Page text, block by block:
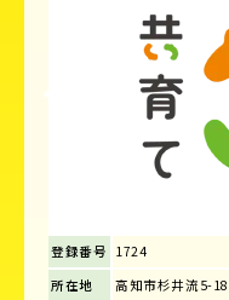
登録番号 1724
所在地
高知市杉井流5-18